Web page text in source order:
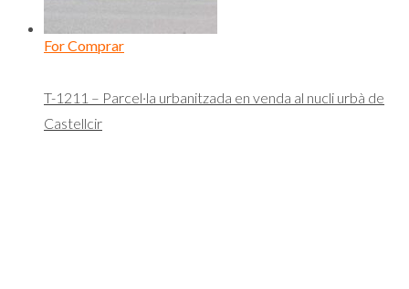
For Comprar
T-1211 – Parcel·la urbanitzada en venda al nucli urbà de
Castellcir